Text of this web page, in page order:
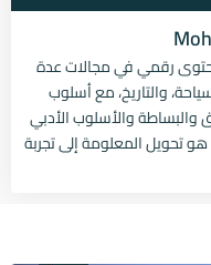
رقمي في مجالات عدة
والتاريخ، مع أسلوب
والأسلوب الأدبي
تحويل المعلومة إلى تجربة